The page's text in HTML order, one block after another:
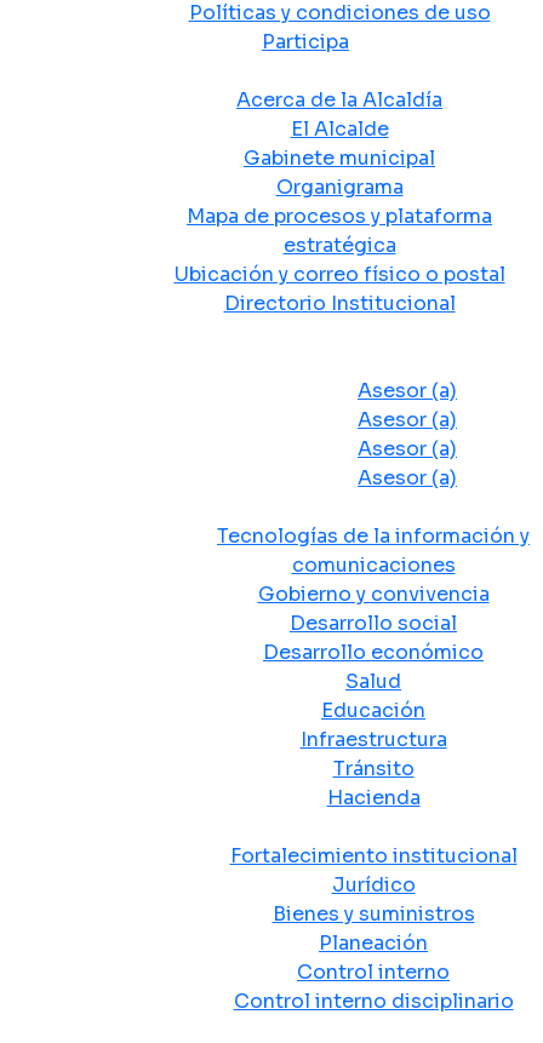
Políticas y condiciones de uso
Participa
Acerca de la Alcaldía
El Alcalde
Gabinete municipal
Organigrama
Mapa de procesos y plataforma
estratégica
Ubicación y correo físico o postal
Directorio Institucional
Asesor (a)
Asesor (a)
Asesor (a)
Asesor (a)
Tecnologías de la información y
comunicaciones
Gobierno y convivencia
Desarrollo social
Desarrollo económico
Salud
Educación
Infraestructura
Tránsito
Hacienda
Fortalecimiento institucional
Jurídico
Bienes y suministros
Planeación
Control interno
Control interno disciplinario